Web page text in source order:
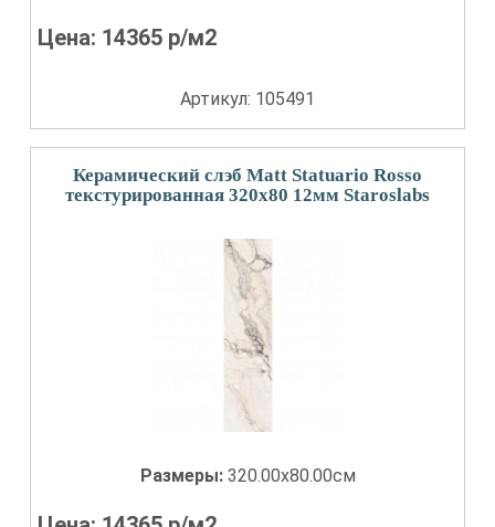
Цена: 14365 р/м2
Артикул: 105491
Керамический слэб Matt Statuario Rosso
текстурированная 320x80 12мм Staroslabs
Размеры: 320.00x80.00см